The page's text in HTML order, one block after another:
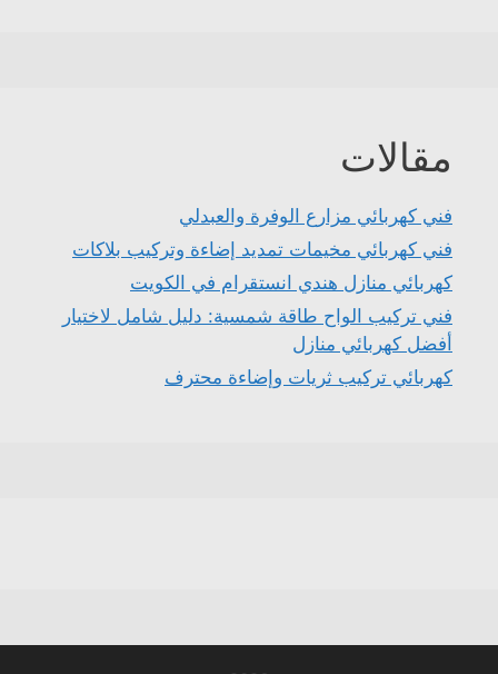
مقالات
فني كهربائي مزارع الوفرة والعبدلي
فني كهربائي مخيمات تمديد إضاءة وتركيب بلاكات
كهربائي منازل هندي انستقرام في الكويت
فني تركيب الواح طاقة شمسية: دليل شامل لاختيار
أفضل كهربائي منازل
كهربائي تركيب ثريات وإضاءة محترف